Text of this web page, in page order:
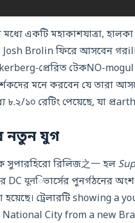
মধ্যে একটি মহাকাশযাত্রা,
Josh Brolin ফিরে আসবেন
প্রেরিত টেকNO-mogul
মনে করবেন যে তারা
৮.২/১০ রেটিং পেয়েছে, যা
নতুন যুগ
রিলিজ之一 হল
DC यूनিভার্সের পুনর্গঠনের
হয়েছে। ট্রেলারটি showing
City from a new